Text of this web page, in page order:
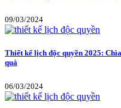
09/03/2024
Thiết kế lịch độc quyền 2025:
quả
06/03/2024